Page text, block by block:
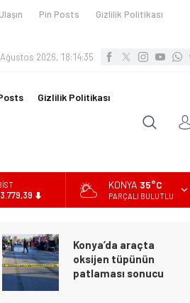
Pin Posts
Gizlilik Politikası
2026, 18:14:36
Gizlilik Politikası
EURO
55,1881
ALTIN
KONYA 35°C
PARÇALI BULUTLU
Konya’da araçta
oksijen tüpünün
patlaması sonucu